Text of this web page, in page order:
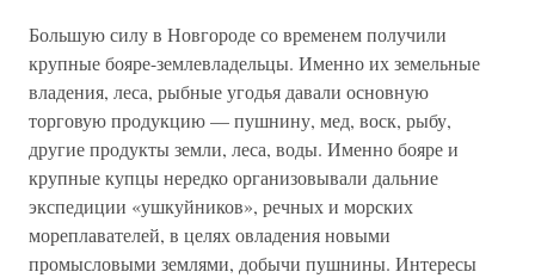
Большую силу в Новгороде со временем получили
крупные бояре-землевладельцы. Именно их земельные
владения, леса, рыбные угодья давали основную
торговую продукцию — пушнину, мед, воск, рыбу,
другие продукты земли, леса, воды. Именно бояре и
крупные купцы нередко организовывали дальние
экспедиции «ушкуйников», речных и морских
мореплавателей, в целях овладения новыми
промысловыми землями, добычи пушнины. Интересы